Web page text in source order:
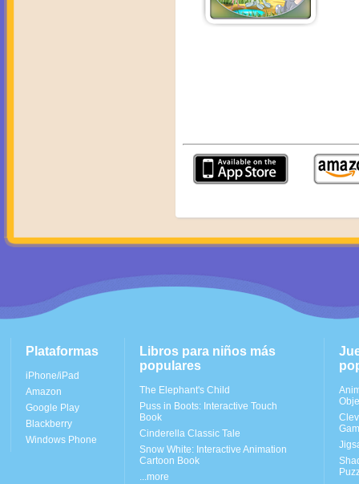
Plataformas
iPhone/iPad
Amazon
Google Play
Blackberry
Windows Phone
Libros para niños más
populares
The Elephant's Child
Puss in Boots: Interactive Touch
Book
Cinderella Classic Tale
Snow White: Interactive Animation
Cartoon Book
...more